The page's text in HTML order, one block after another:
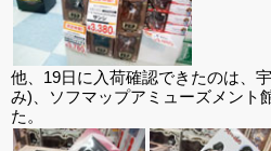
他、19日に入荷確認できたのは、
み)、ソフマップアミューズメント
た。